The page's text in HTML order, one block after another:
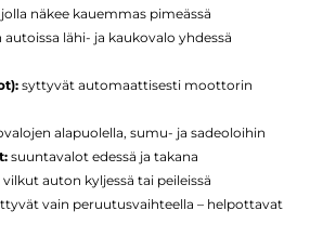
näkee kauemmas pimeässä
autoissa lähi- ja kaukovalo yhdessä
syttyvät automaattisesti moottorin
alapuolella, sumu- ja sadeoloihin
suuntavalot edessä ja takana
auton kyljessä tai peileissä
vain peruutusvaihteella – helpottavat